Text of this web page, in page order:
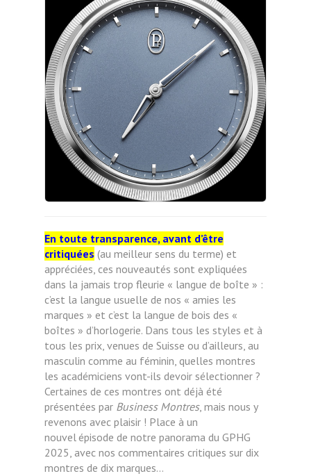
En toute transparence, avant d’être
critiquées (au meilleur sens du terme) et
appréciées, ces nouveautés sont expliquées
dans la jamais trop fleurie « langue de boîte » :
c’est la langue usuelle de nos « amies les
marques » et c’est la langue de bois des «
boîtes » d’horlogerie. Dans tous les styles et à
tous les prix, venues de Suisse ou d’ailleurs, au
masculin comme au féminin, quelles montres
les académiciens vont-ils devoir sélectionner ?
Certaines de ces montres ont déjà été
présentées par Business Montres, mais nous y
revenons avec plaisir ! Place à un
nouvel épisode de notre panorama du GPHG
2025, avec nos commentaires critiques sur dix
montres de dix marques…